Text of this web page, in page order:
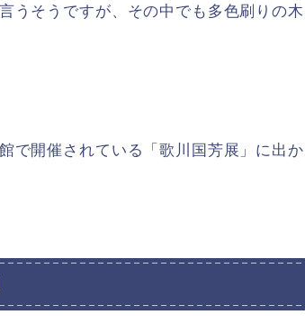
うそうですが、その中でも多色刷りの木
で開催されている「歌川国芳展」に出か